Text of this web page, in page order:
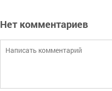
Нет комментариев